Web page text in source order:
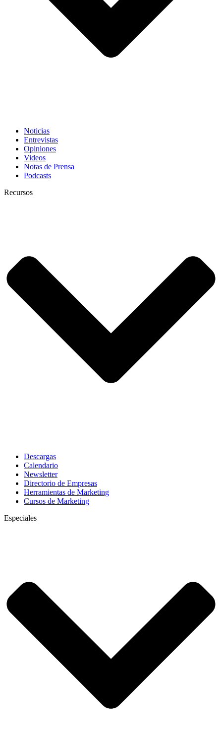
Noticias
Entrevistas
Opiniones
Videos
Notas de Prensa
Podcasts
Recursos
Descargas
Calendario
Newsletter
Directorio de Empresas
Herramientas de Marketing
Cursos de Marketing
Especiales